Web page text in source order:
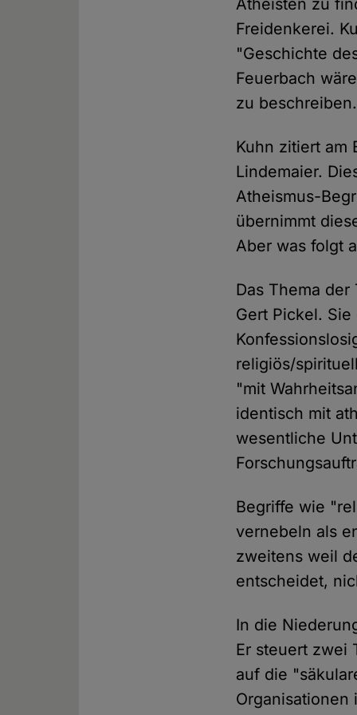
Atheisten zu
Freidenkerei.
"Geschichte
Feuerbach
zu beschreiben.
Kuhn zitiert am
Lindemaier.
Atheismus-
übernimmt
Aber was folgt
Das Thema
Gert Pickel.
religiös/
"mit
identisch mit
wesentliche
Begriffe wie
vernebeln als
zweitens weil
entscheidet,
In die
Er steuert zwei
auf die
Organisationen